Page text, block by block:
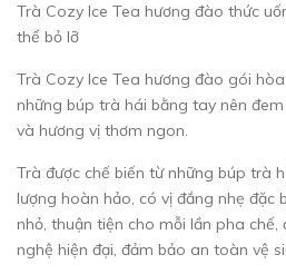
Trà Cozy Ice Tea hương đào thức
thể bỏ lỡ
Trà Cozy Ice Tea hương đào gói
những búp trà hái bằng tay nên
và hương vị thơm ngon.
Trà được chế biến từ những búp trà
lượng hoàn hảo, có vị đắng nhẹ đặc
nhỏ, thuận tiện cho mỗi lần pha
nghệ hiện đại, đảm bảo an toàn vệ